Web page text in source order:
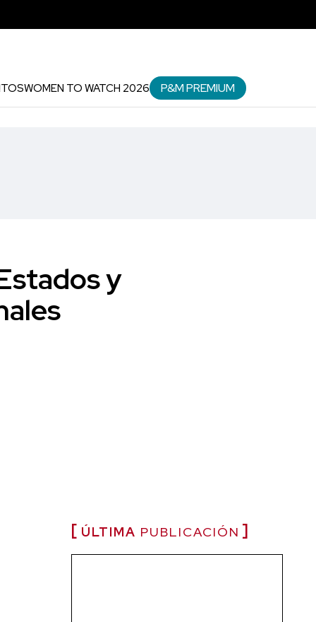
WOMEN TO WATCH 2026 P&M PREMIUM
y
ÚLTIMA PUBLICACIÓN